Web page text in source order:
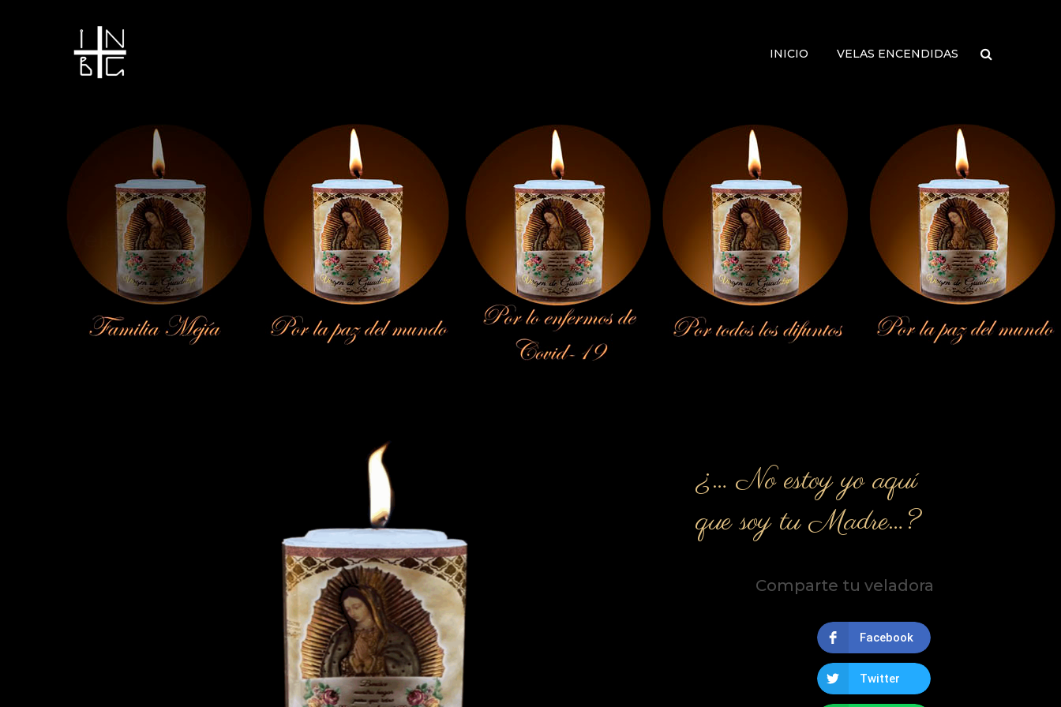
INICIO VELAS ENCENDIDAS
Vela encendida
¿… No estoy yo aquí
que soy tu Madre…?
Comparte tu veladora
Facebook
Twitter